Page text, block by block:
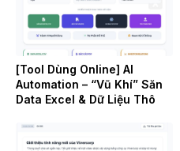
[Tool Dùng Online] AI
Automation – “Vũ Khí” Săn
Data Excel & Dữ Liệu Thô
Nghiệp